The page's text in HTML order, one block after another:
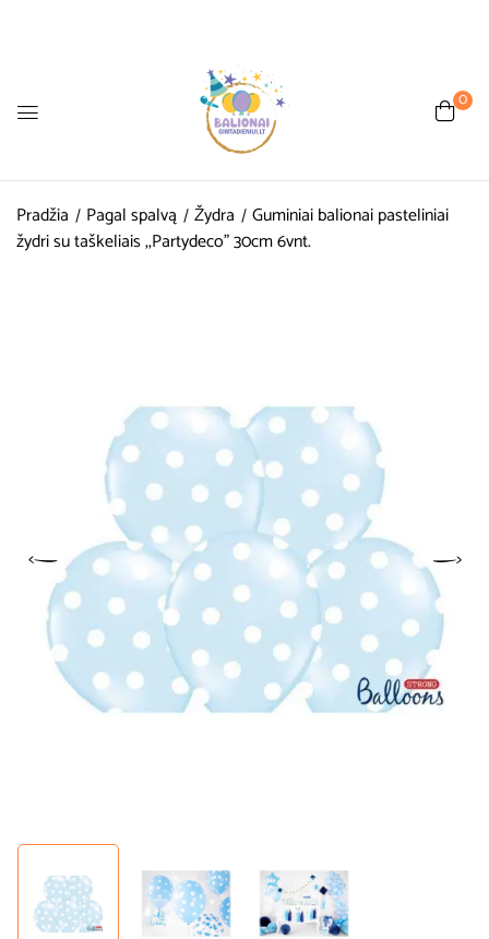
0
Pradžia Pagal spalvą Žydra
Guminiai balionai pasteliniai
žydri su taškeliais ,,Partydeco” 30cm 6vnt.